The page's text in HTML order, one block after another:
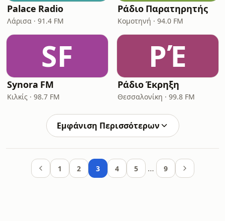
Palace Radio
Λάρισα · 91.4 FM
Ράδιο Παρατηρητής
Κομοτηνή · 94.0 FM
SF
Synora FM
Κιλκίς · 98.7 FM
ΡΈ
Ράδιο Έκρηξη
Θεσσαλονίκη · 99.8 FM
Εμφάνιση Περισσότερων
1 2 3 4 5 … 9